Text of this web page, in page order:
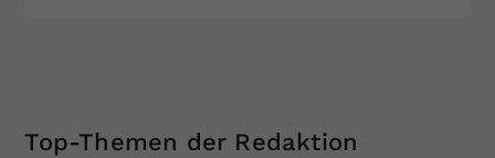
Top-Themen der Redaktion